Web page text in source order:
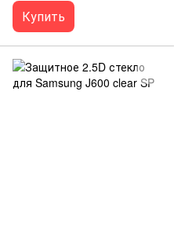
Купить